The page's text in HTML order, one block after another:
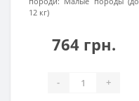
12 кг)
764 грн.
- +